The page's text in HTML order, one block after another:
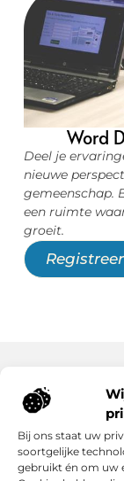
Bij ons staat uw
soortgelijke
gebruikt én om uw
Word
Deel je
nieuwe
gemeenschap.
een ruimte
groeit.
Onze